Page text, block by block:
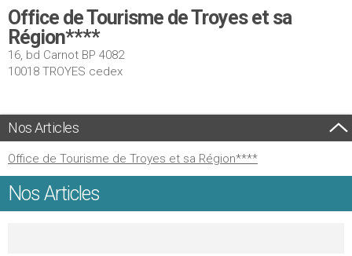
Office de Tourisme de Troyes et sa
Région****
16, bd Carnot BP 4082
10018 TROYES cedex
Nos Articles
Office de Tourisme de Troyes et sa Région****
Nos Articles